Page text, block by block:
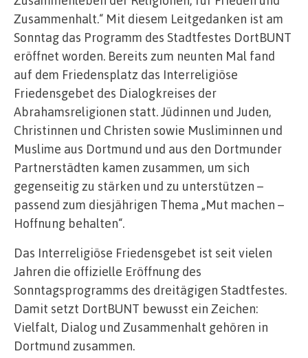
Zusammenhalt.“ Mit diesem Leitgedanken ist am
Sonntag das Programm des Stadtfestes DortBUNT
eröffnet worden. Bereits zum neunten Mal fand
auf dem Friedensplatz das Interreligiöse
Friedensgebet des Dialogkreises der
Abrahamsreligionen statt. Jüdinnen und Juden,
Christinnen und Christen sowie Musliminnen und
Muslime aus Dortmund und aus den Dortmunder
Partnerstädten kamen zusammen, um sich
gegenseitig zu stärken und zu unterstützen –
passend zum diesjährigen Thema „Mut machen –
Hoffnung behalten“.
Das Interreligiöse Friedensgebet ist seit vielen
Jahren die offizielle Eröffnung des
Sonntagsprogramms des dreitägigen Stadtfestes.
Damit setzt DortBUNT bewusst ein Zeichen:
Vielfalt, Dialog und Zusammenhalt gehören in
Dortmund zusammen.